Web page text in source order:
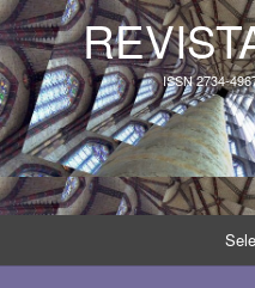
ISSN 2734-